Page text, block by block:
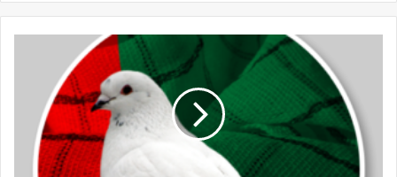
کپی لینک